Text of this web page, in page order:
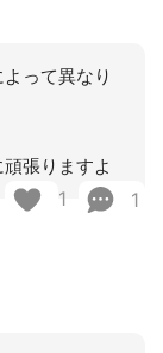
って異なり
張りますよ
1 1